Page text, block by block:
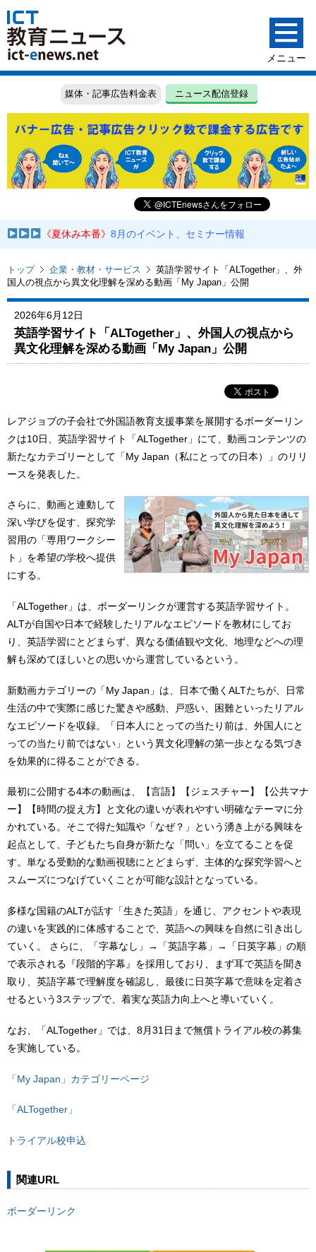
媒体・記事広告料金表 ニュース配信登録
《夏休み本番》8月のイベント、セミナー情報
トップ 企業・教材・サービス
英語学習サイト「ALTogether」、外
国人の視点から異文化理解を深める動画「My Japan」公開
2026年6月12日
英語学習サイト「ALTogether」、外国人の視点から
異文化理解を深める動画「My Japan」公開
レアジョブの子会社で外国語教育支援事業を展開するボーダーリン
クは10日、英語学習サイト「ALTogether」にて、動画コンテンツの
新たなカテゴリーとして「My Japan（私にとっての日本）」のリリ
ースを発表した。
さらに、動画と連動して
深い学びを促す、探究学
習用の「専用ワークシー
ト」を希望の学校へ提供
にする。
「ALTogether」は、ボーダーリンクが運営する英語学習サイト。
ALTが自国や日本で経験したリアルなエピソードを教材にしてお
り、英語学習にとどまらず、異なる価値観や文化、地理などへの理
解も深めてほしいとの思いから運営しているという。
新動画カテゴリーの「My Japan」は、日本で働くALTたちが、日常
生活の中で実際に感じた驚きや感動、戸惑い、困難といったリアル
なエピソードを収録。「日本人にとっての当たり前は、外国人にと
っての当たり前ではない」という異文化理解の第一歩となる気づき
を効果的に得ることができる。
最初に公開する4本の動画は、【言語】【ジェスチャー】【公共マナ
ー】【時間の捉え方】と文化の違いが表れやすい明確なテーマに分
かれている。そこで得た知識や「なぜ？」という湧き上がる興味を
起点として、子どもたち自身が新たな「問い」を立てることを促
す。単なる受動的な動画視聴にとどまらず、主体的な探究学習へと
スムーズにつなげていくことが可能な設計となっている。
多様な国籍のALTが話す「生きた英語」を通じ、アクセントや表現
の違いを実践的に体感することで、英語への興味を自然に引き出し
ていく。 さらに、「字幕なし」→「英語字幕」→「日英字幕」の順
で表示される『段階的字幕』を採用しており、まず耳で英語を聞き
取り、英語字幕で理解度を確認し、最後に日英字幕で意味を定着さ
せるという3ステップで、着実な英語力向上へと導いていく。
なお、「ALTogether」では、8月31日まで無償トライアル校の募集
を実施している。
「My Japan」カテゴリーページ
「ALTogether」
トライアル校申込
関連URL
ボーダーリンク